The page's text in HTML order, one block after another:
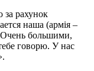
рахунок
наша (армiя –
большими,
говорю. У нас